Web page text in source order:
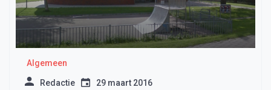
Algemeen
Redactie 29 maart 2016